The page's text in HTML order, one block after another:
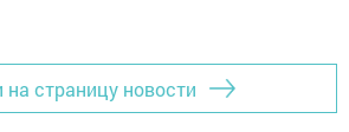
на страницу новости